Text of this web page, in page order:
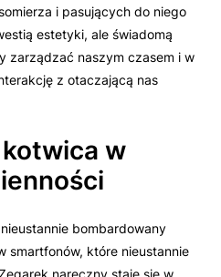
i pasujących do niego
estetyki, ale świadomą
zarządzać naszym czasem i w
z otaczającą nas
w
bombardowany
smartfonów, które nieustannie